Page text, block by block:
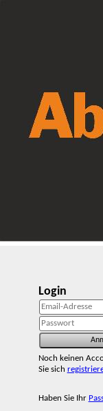
Login
Noch keinen
Sie sich
Haben Sie Ihr